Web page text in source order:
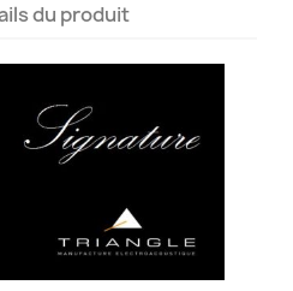
du produit